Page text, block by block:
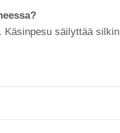
Käsinpesu säilyttää silkin